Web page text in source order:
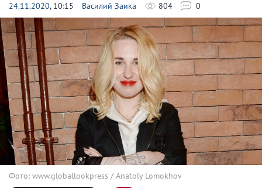
24.11.2020, 10:15 Василий Заика 804 0
Фото: www.globallookpress / Anatoly Lomokhov